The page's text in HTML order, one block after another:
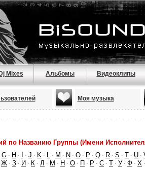
Dj Mixes Альбомы Видеоклипы
Моя музыка
по Названию Группы (Имени
G · H · · J · K · L · M · N · O · P · Q · R · S · T · U ·
Ж · З · И · К · Л · М · Н · О · П · Р · С · Т · У · Ф · Х